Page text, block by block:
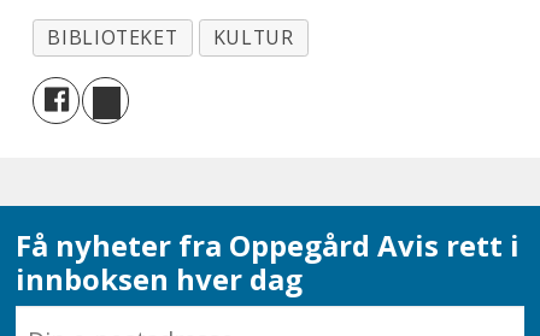
BIBLIOTEKET KULTUR
Få nyheter fra Oppegård Avis rett i
innboksen hver dag